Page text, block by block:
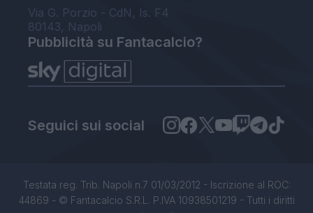
Via G. Porzio - CdN, Is. F4
80143, Napoli
Pubblicità su Fantacalcio?
Seguici sui social
Testata reg. Trib. Napoli n.7 01/03/2012 - Iscrizione al ROC:
44869 - © Fantacalcio S.R.L. P.IVA 10938501219 - Tutti i diritti